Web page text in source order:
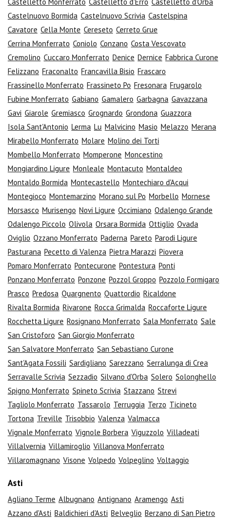
Castelnuovo Bormida Castelnuovo Scrivia Castelspina
Cavatore Cella Monte Cereseto Cerreto Grue
Cerrina Monferrato Coniolo Conzano Costa Vescovato
Cremolino Cuccaro Monferrato Denice Dernice Fabbrica Curone
Felizzano Fraconalto Francavilla Bisio Frascaro
Frassinello Monferrato Frassineto Po Fresonara Frugarolo
Fubine Monferrato Gabiano Gamalero Garbagna Gavazzana
Gavi Giarole Gremiasco Grognardo Grondona Guazzora
Isola Sant'Antonio Lerma Lu Malvicino Masio Melazzo Merana
Mirabello Monferrato Molare Molino dei Torti
Mombello Monferrato Momperone Moncestino
Mongiardino Ligure Monleale Montacuto Montaldeo
Montaldo Bormida Montecastello Montechiaro d'Acqui
Montegioco Montemarzino Morano sul Po Morbello Mornese
Morsasco Murisengo Novi Ligure Occimiano Odalengo Grande
Odalengo Piccolo Olivola Orsara Bormida Ottiglio Ovada
Oviglio Ozzano Monferrato Paderna Pareto Parodi Ligure
Pasturana Pecetto di Valenza Pietra Marazzi Piovera
Pomaro Monferrato Pontecurone Pontestura Ponti
Ponzano Monferrato Ponzone Pozzol Groppo Pozzolo Formigaro
Prasco Predosa Quargnento Quattordio Ricaldone
Rivalta Bormida Rivarone Rocca Grimalda Roccaforte Ligure
Rocchetta Ligure Rosignano Monferrato Sala Monferrato Sale
San Cristoforo San Giorgio Monferrato
San Salvatore Monferrato San Sebastiano Curone
Sant'Agata Fossili Sardigliano Sarezzano Serralunga di Crea
Serravalle Scrivia Sezzadio Silvano d'Orba Solero Solonghello
Spigno Monferrato Spineto Scrivia Stazzano Strevi
Tagliolo Monferrato Tassarolo Terruggia Terzo Ticineto
Tortona Treville Trisobbio Valenza Valmacca
Vignale Monferrato Vignole Borbera Viguzzolo Villadeati
Villalvernia Villamiroglio Villanova Monferrato
Villaromagnano Visone Volpedo Volpeglino Voltaggio
Asti
Agliano Terme Albugnano Antignano Aramengo Asti
Azzano d'Asti Baldichieri d'Asti Belveglio Berzano di San Pietro